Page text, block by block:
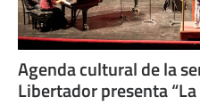
Agenda cultural de la
Libertador presenta